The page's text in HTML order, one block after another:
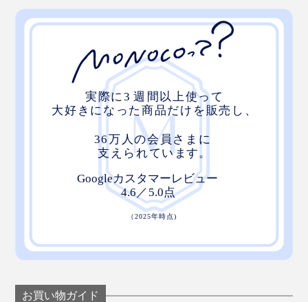
一般的な消臭スプレーのように、人工的な香料は一切使
われていない自然な香りだから、心地よさが違います。
お買い物ガイド